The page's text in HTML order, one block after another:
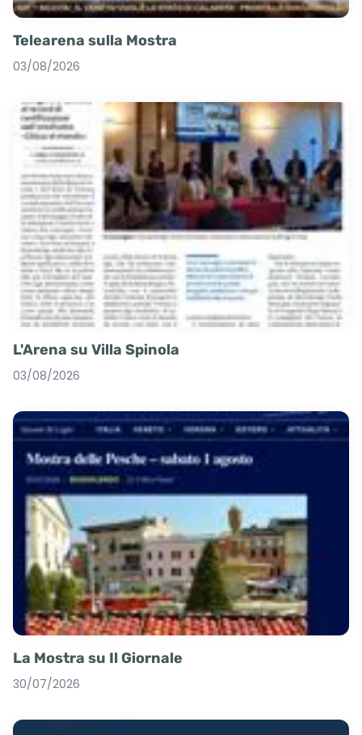
Telearena sulla Mostra
03/08/2026
L'Arena su Villa Spinola
03/08/2026
La Mostra su Il Giornale
30/07/2026